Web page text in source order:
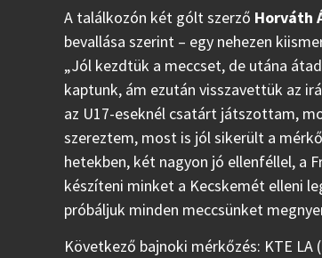
A találkozón két gólt szerző Horváth
bevallása szerint – egy nehezen
„Jól kezdtük a meccset, de utána
kaptunk, ám ezután visszavettük az
az U17-eseknél csatárt játszottam,
szereztem, most is jól sikerült a
hetekben, két nagyon jó ellenféllel, a
készíteni minket a Kecskemét elleni
próbáljuk minden meccsünket
Következő bajnoki mérkőzés: KTE LA